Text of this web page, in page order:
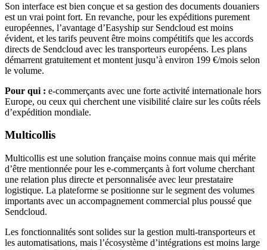
Son interface est bien conçue et sa gestion des documents douaniers
est un vrai point fort. En revanche, pour les expéditions purement
européennes, l’avantage d’Easyship sur Sendcloud est moins
évident, et les tarifs peuvent être moins compétitifs que les accords
directs de Sendcloud avec les transporteurs européens. Les plans
démarrent gratuitement et montent jusqu’à environ 199 €/mois selon
le volume.
Pour qui : e-commerçants avec une forte activité internationale hors
Europe, ou ceux qui cherchent une visibilité claire sur les coûts réels
d’expédition mondiale.
Multicollis
Multicollis est une solution française moins connue mais qui mérite
d’être mentionnée pour les e-commerçants à fort volume cherchant
une relation plus directe et personnalisée avec leur prestataire
logistique. La plateforme se positionne sur le segment des volumes
importants avec un accompagnement commercial plus poussé que
Sendcloud.
Les fonctionnalités sont solides sur la gestion multi-transporteurs et
les automatisations, mais l’écosystème d’intégrations est moins large